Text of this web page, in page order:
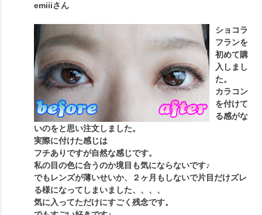
emiiiさん
ショコラ
フランを
初めて購
入しまし
た。
カラコン
を付けて
る感がな
いのをと思い注文しました。
実際に付けた感じは
フチありですが自然な感じです。
私の目の色に合うのか境目も気にならないです♪
でもレンズが薄いせいか、２ヶ月もしないで片目だけズレ
る様になってしまいました、、、、
気に入ってただけにすごく残念です。